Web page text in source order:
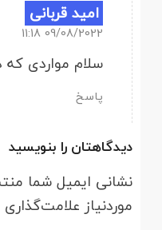
امید قربانی
09/08/2022 11:18
سلام مواردی
پاسخ
دیدگاهتان را بنویسید
نشانی ایمیل شما
موردنیاز